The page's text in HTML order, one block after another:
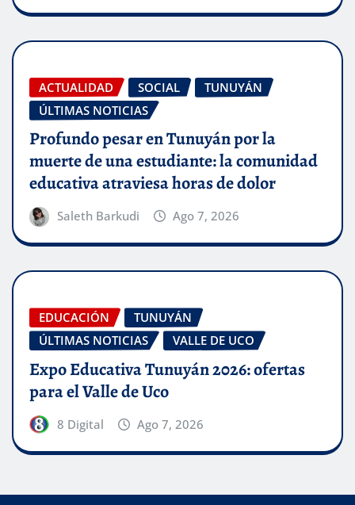
ACTUALIDAD SOCIAL
TUNUYÁN
ÚLTIMAS NOTICIAS
Profundo pesar en Tunuyán por la
muerte de una estudiante: la comunidad
educativa atraviesa horas de dolor
Saleth Barkudi Ago 7, 2026
EDUCACIÓN
TUNUYÁN
ÚLTIMAS NOTICIAS
VALLE DE UCO
Expo Educativa Tunuyán 2026: ofertas
para el Valle de Uco
8 Digital Ago 7, 2026